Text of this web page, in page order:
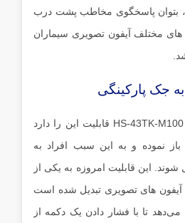
بتوان پاسخگوی مخاطب پشت درب
های مختلف آیفون تصویری سیماران
جک پارکینگی
آیفون تصویری سیماران HS-43TK-M100 قابلیت این را دارد
نموده و به این سبب افراد به
شوند. این قابلیت امروزه به یکی از
آیفون های تصویری تبدیل شده است
تا با فشار دادن یک دکمه از